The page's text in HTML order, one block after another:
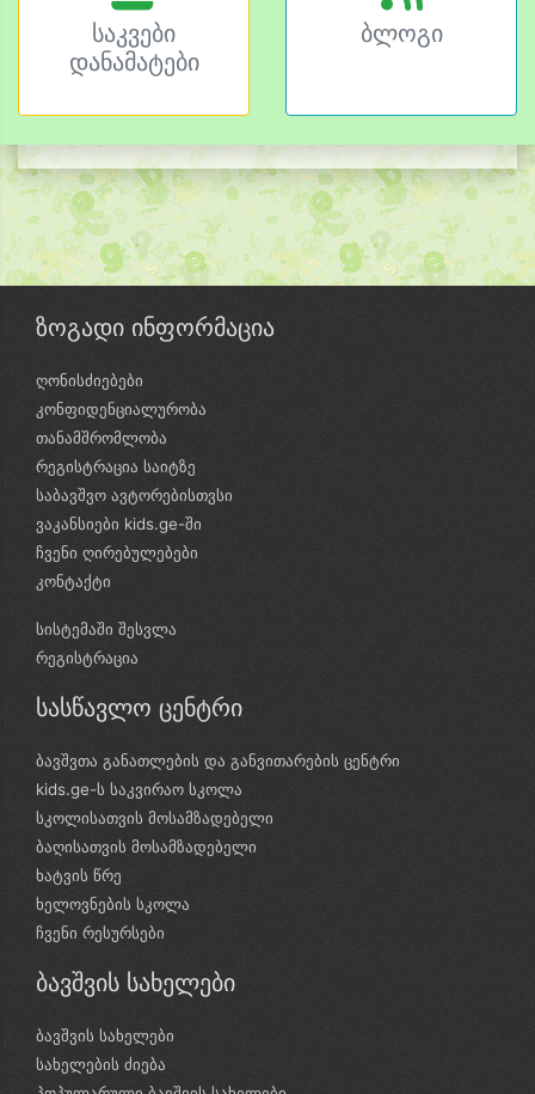
საკვები
დანამატები
ბლოგი
ზოგადი ინფორმაცია
ღონისძიებები
კონფიდენციალურობა
თანამშრომლობა
რეგისტრაცია საიტზე
საბავშვო ავტორებისთვსი
ვაკანსიები kids.ge-ში
ჩვენი ღირებულებები
კონტაქტი
სისტემაში შესვლა
რეგისტრაცია
სასწავლო ცენტრი
ბავშვთა განათლების და განვითარების ცენტრი
kids.ge-ს საკვირაო სკოლა
სკოლისათვის მოსამზადებელი
ბაღისათვის მოსამზადებელი
ხატვის წრე
ხელოვნების სკოლა
ჩვენი რესურსები
ბავშვის სახელები
ბავშვის სახელები
სახელების ძიება